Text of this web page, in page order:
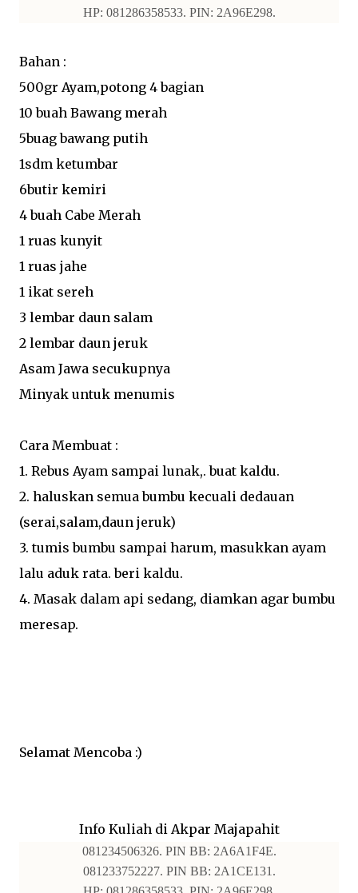
HP: 081286358533. PIN: 2A96E298.
Bahan :
500gr Ayam,potong 4 bagian
10 buah Bawang merah
5buag bawang putih
1sdm ketumbar
6butir kemiri
4 buah Cabe Merah
1 ruas kunyit
1 ruas jahe
1 ikat sereh
3 lembar daun salam
2 lembar daun jeruk
Asam Jawa secukupnya
Minyak untuk menumis
Cara Membuat :
1. Rebus Ayam sampai lunak,. buat kaldu.
2. haluskan semua bumbu kecuali dedauan
(serai,salam,daun jeruk)
3. tumis bumbu sampai harum, masukkan ayam
lalu aduk rata. beri kaldu.
4. Masak dalam api sedang, diamkan agar bumbu
meresap.
Selamat Mencoba :)
Info Kuliah di Akpar Majapahit
081234506326. PIN BB: 2A6A1F4E.
081233752227. PIN BB: 2A1CE131.